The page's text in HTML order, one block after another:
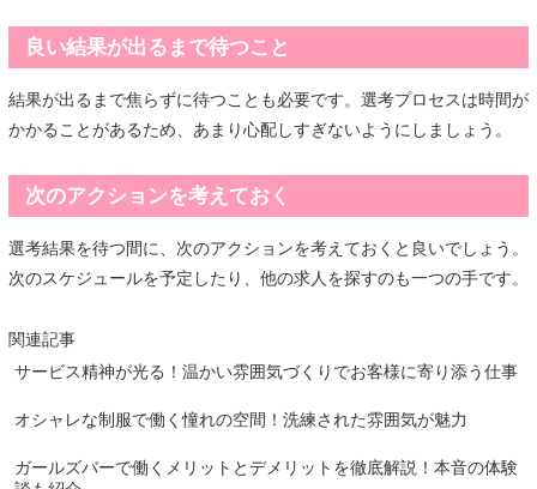
良い結果が出るまで待つこと
結果が出るまで焦らずに待つことも必要です。選考プロセスは時間が
かかることがあるため、あまり心配しすぎないようにしましょう。
次のアクションを考えておく
選考結果を待つ間に、次のアクションを考えておくと良いでしょう。
次のスケジュールを予定したり、他の求人を探すのも一つの手です。
関連記事
サービス精神が光る！温かい雰囲気づくりでお客様に寄り添う仕事
オシャレな制服で働く憧れの空間！洗練された雰囲気が魅力
ガールズバーで働くメリットとデメリットを徹底解説！本音の体験